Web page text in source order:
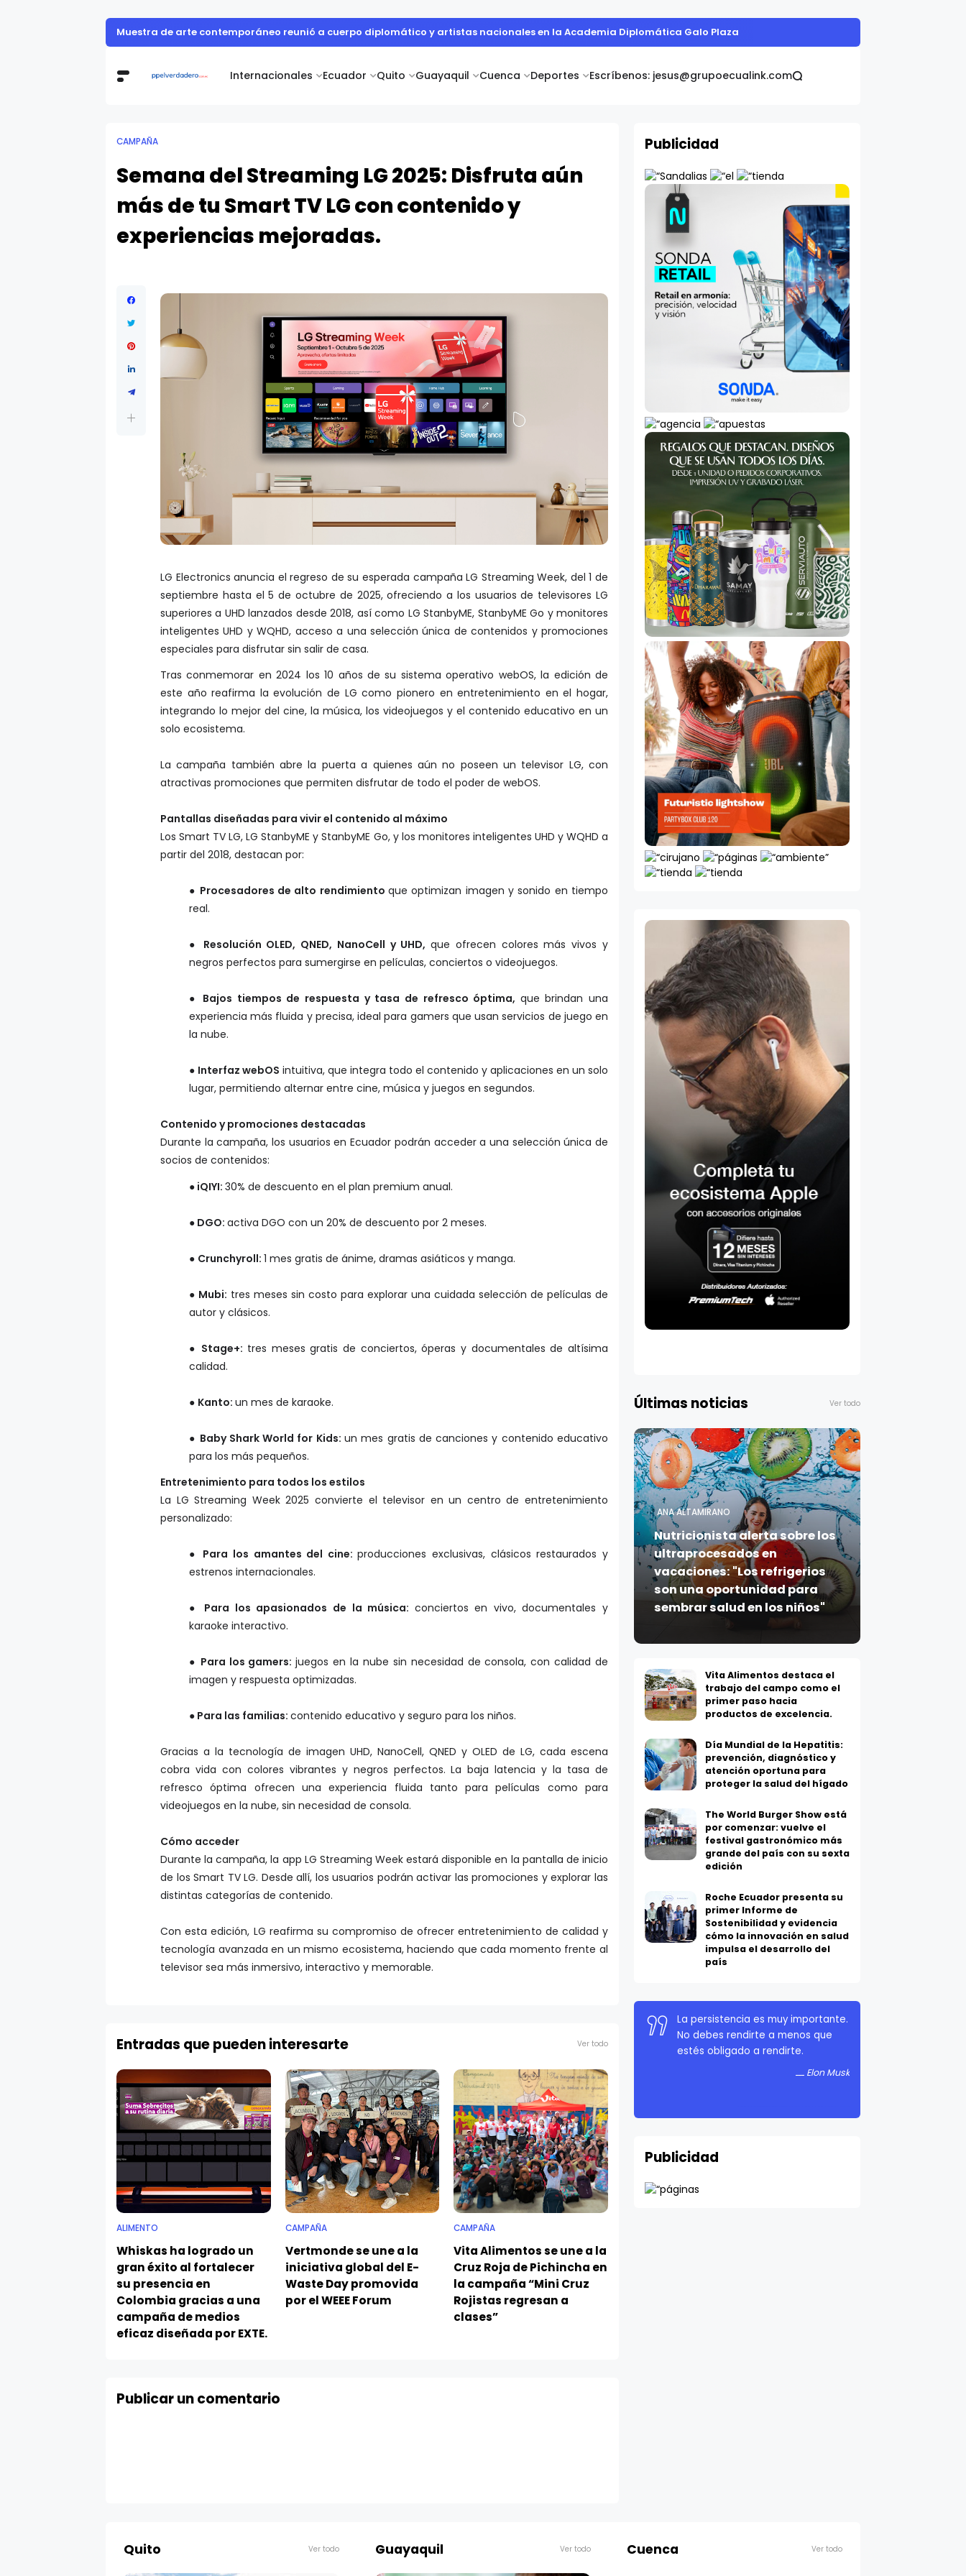
Internacionales Ecuador Quito Guayaquil Cuenca Deportes Escríbenos: jesus@grupoecualink.com
ECUADOR Roche Ecuador presenta su primer Informe de Sostenibilidad y evidencia cómo la innovación en salud impulsa el desarrollo del país
CAMPAÑA
Semana del Streaming LG 2025: Disfruta aún
más de tu Smart TV LG con contenido y
experiencias mejoradas.
LG Electronics anuncia el regreso de su esperada campaña LG Streaming Week, del 1 de
septiembre hasta el 5 de octubre de 2025, ofreciendo a los usuarios de televisores LG
superiores a UHD lanzados desde 2018, así como LG StanbyME, StanbyME Go y monitores
inteligentes UHD y WQHD, acceso a una selección única de contenidos y promociones
especiales para disfrutar sin salir de casa.
Tras conmemorar en 2024 los 10 años de su sistema operativo webOS, la edición de
este año reafirma la evolución de LG como pionero en entretenimiento en el hogar,
integrando lo mejor del cine, la música, los videojuegos y el contenido educativo en un
solo ecosistema.
La campaña también abre la puerta a quienes aún no poseen un televisor LG, con
atractivas promociones que permiten disfrutar de todo el poder de webOS.
Pantallas diseñadas para vivir el contenido al máximo
Los Smart TV LG, LG StanbyME y StanbyME Go, y los monitores inteligentes UHD y WQHD a
partir del 2018, destacan por:
● Procesadores de alto rendimientoque optimizan imagen y sonido en tiempo
real.
● Resolución OLED, QNED, NanoCell y UHD,que ofrecen colores más vivos y
negros perfectos para sumergirse en películas, conciertos o videojuegos.
● Bajos tiempos de respuesta y tasa de refresco óptima, que brindan una
experiencia más fluida y precisa, ideal para gamers que usan servicios de juego en
la nube.
● Interfaz webOS intuitiva, que integra todo el contenido y aplicaciones en un solo
lugar, permitiendo alternar entre cine, música y juegos en segundos.
Contenido y promociones destacadas
Durante la campaña, los usuarios en Ecuador podrán acceder a una selección única de
socios de contenidos:
● iQIYI: 30% de descuento en el plan premium anual.
● DGO: activa DGO con un 20% de descuento por 2 meses.
● Crunchyroll: 1 mes gratis de ánime, dramas asiáticos y manga.
● Mubi: tres meses sin costo para explorar una cuidada selección de películas de
autor y clásicos.
● Stage+: tres meses gratis de conciertos, óperas y documentales de altísima
calidad.
● Kanto: un mes de karaoke.
● Baby Shark World for Kids:un mes gratis de canciones y contenido educativo
para los más pequeños.
Entretenimiento para todos los estilos
La LG Streaming Week 2025 convierte el televisor en un centro de entretenimiento
personalizado:
● Para los amantes del cine:producciones exclusivas, clásicos restaurados y
estrenos internacionales.
● Para los apasionados de la música: conciertos en vivo, documentales y
karaoke interactivo.
● Para los gamers:juegos en la nube sin necesidad de consola, con calidad de
imagen y respuesta optimizadas.
● Para las familias: contenido educativo y seguro para los niños.
Gracias a la tecnología de imagen UHD, NanoCell, QNED y OLED de LG, cada escena
cobra vida con colores vibrantes y negros perfectos. La baja latencia y la tasa de
refresco óptima ofrecen una experiencia fluida tanto para películas como para
videojuegos en la nube, sin necesidad de consola.
Cómo acceder
Durante la campaña, la app LG Streaming Week estará disponible en la pantalla de inicio
de los Smart TV LG. Desde allí, los usuarios podrán activar las promociones y explorar las
distintas categorías de contenido.
Con esta edición, LG reafirma su compromiso de ofrecer entretenimiento de calidad y
tecnología avanzada en un mismo ecosistema, haciendo que cada momento frente al
televisor sea más inmersivo, interactivo y memorable.
Entradas que pueden interesarte Ver todo
ALIMENTO
Whiskas ha logrado un
gran éxito al fortalecer
su presencia en
Colombia gracias a una
campaña de medios
eficaz diseñada por EXTE.
CAMPAÑA
Vertmonde se une a la
iniciativa global del E-
Waste Day promovida
por el WEEE Forum
CAMPAÑA
Vita Alimentos se une a la
Cruz Roja de Pichincha en
la campaña “Mini Cruz
Rojistas regresan a
clases”
Publicar un comentario
Publicidad
Últimas noticias Ver todo
ANA ALTAMIRANO
Nutricionista alerta sobre los
ultraprocesados en
vacaciones: "Los refrigerios
son una oportunidad para
sembrar salud en los niños"
Vita Alimentos destaca el
trabajo del campo como el
primer paso hacia
productos de excelencia.
Día Mundial de la Hepatitis:
prevención, diagnóstico y
atención oportuna para
proteger la salud del hígado
The World Burger Show está
por comenzar: vuelve el
festival gastronómico más
grande del país con su sexta
edición
Roche Ecuador presenta su
primer Informe de
Sostenibilidad y evidencia
cómo la innovación en salud
impulsa el desarrollo del
país
La persistencia es muy importante.
No debes rendirte a menos que
estés obligado a rendirte.
Elon Musk
Publicidad
Quito Ver todo Guayaquil Ver todo Cuenca Ver todo